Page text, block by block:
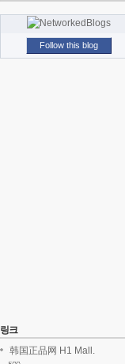
Follow this blog
링크
韩国正品网 H1 Mall.